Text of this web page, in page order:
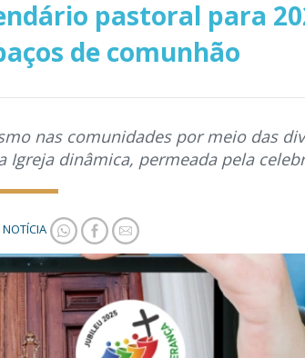
pastoral para
de comunhão
nas comunidades por meio das
dinâmica, permeada pela